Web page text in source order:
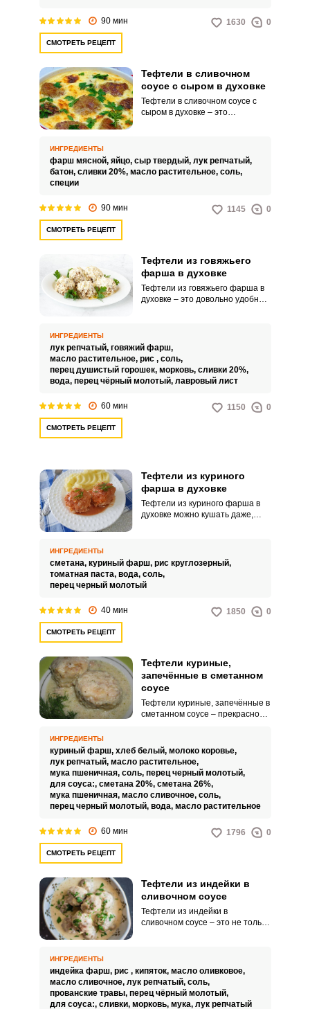
любителей изысканной, но в то
90 мин 1630 0
СМОТРЕТЬ РЕЦЕПТ
Тефтели в сливочном
соусе с сыром в духовке
Тефтели в сливочном соусе с
сыром в духовке – это
текстурой, а также ярким вкусом
и насыщенным ароматом. Сыр,
который тает на верхушке
ИНГРЕДИЕНТЫ
фарш мясной, яйцо, сыр твердый, лук репчатый,
батон, сливки 20%, масло растительное, соль,
специи
90 мин 1145 0
СМОТРЕТЬ РЕЦЕПТ
Тефтели из говяжьего
фарша в духовке
Тефтели из говяжьего фарша в
духовке – это довольно удобный
самые простые гарниры из
вареных на воде каш, все равно
будет очень вкусно и сытно.
ИНГРЕДИЕНТЫ
лук репчатый, говяжий фарш,
масло растительное, рис , соль,
перец душистый горошек, морковь, сливки 20%,
вода, перец чёрный молотый, лавровый лист
60 мин 1150 0
СМОТРЕТЬ РЕЦЕПТ
Тефтели из куриного
фарша в духовке
Тефтели из куриного фарша в
духовке можно кушать даже,
ИНГРЕДИЕНТЫ
сметана, куриный фарш, рис круглозерный,
томатная паста, вода, соль,
перец черный молотый
40 мин 1850 0
СМОТРЕТЬ РЕЦЕПТ
Тефтели куриные,
запечённые в сметанном
соусе
Тефтели куриные, запечённые в
сметанном соусе – прекрасное
Тефтели, как блюдо, пришли на
европейский континент с юго–
востока, из арабских и тюркских
стран и «завоевали» все
территории, от юга до севера, с
запада на восток.
ИНГРЕДИЕНТЫ
куриный фарш, хлеб белый, молоко коровье,
лук репчатый, масло растительное,
мука пшеничная, соль, перец черный молотый,
для соуса:, сметана 20%, сметана 26%,
мука пшеничная, масло сливочное, соль,
перец черный молотый, вода, масло растительное
60 мин 1796 0
СМОТРЕТЬ РЕЦЕПТ
Тефтели из индейки в
сливочном соусе
Тефтели из индейки в
сливочном соусе – это не только
ИНГРЕДИЕНТЫ
индейка фарш, рис , кипяток, масло оливковое,
масло сливочное, лук репчатый, соль,
прованские травы, перец чёрный молотый,
для соуса:, сливки, морковь, мука, лук репчатый